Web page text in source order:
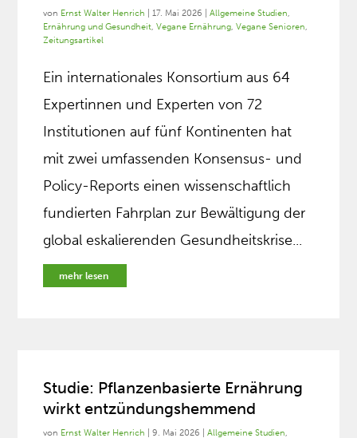
von Ernst Walter Henrich |17. Mai 2026 |Allgemeine Studien,
Ernährung und Gesundheit,Vegane Ernährung,Vegane Senioren,
Zeitungsartikel
Ein internationales Konsortium aus 64
Expertinnen und Experten von 72
Institutionen auf fünf Kontinenten hat
mit zwei umfassenden Konsensus- und
Policy-Reports einen wissenschaftlich
fundierten Fahrplan zur Bewältigung der
global eskalierenden Gesundheitskrise...
mehr lesen
Studie: Pflanzenbasierte Ernährung
wirkt entzündungshemmend
von Ernst Walter Henrich |9. Mai 2026 |Allgemeine Studien,